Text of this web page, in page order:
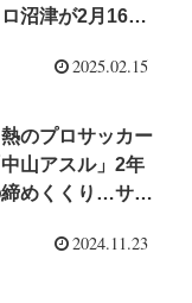
沼津が2月16日
2025.02.15
熱のプロサッカー
山アスル」2年
締めくくり…サッ
終節松本戦2024.11.23